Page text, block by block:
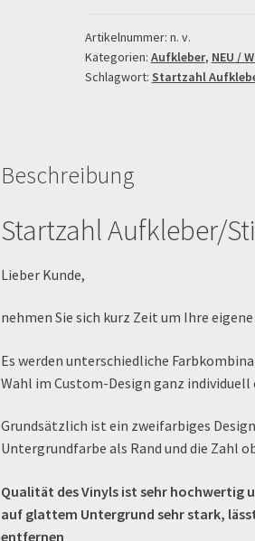
Menge
Artikelnummer: n. v.
Kategorien: Aufkleber, NEU /
Schlagwort: Startzahl
Beschreibung
Startzahl Aufkleber/
Lieber Kunde,
nehmen Sie sich kurz Zeit um Ihre
Es werden unterschiedliche
Wahl im Custom-Design ganz individuell
Grundsätzlich ist ein zweifarbiges
Untergrundfarbe als Rand und die Zahl
Qualität des Vinyls ist sehr hochwertig
auf glattem Untergrund sehr stark,
entfernen